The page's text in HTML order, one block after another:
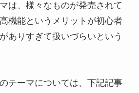
は、様々なものが発売されて
機能というメリットが初心者
ありすぎて扱いづらいという
テーマについては、下記記事